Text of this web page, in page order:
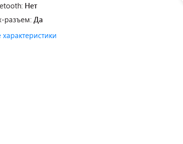
Нет
разъем: Да
характеристики